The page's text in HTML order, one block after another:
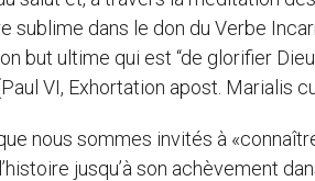
sublime dans le don du Verbe
but ultime qui est “de glorifier
VI, Exhortation apost. Marialis
nous sommes invités à
jusqu’à son achèvement